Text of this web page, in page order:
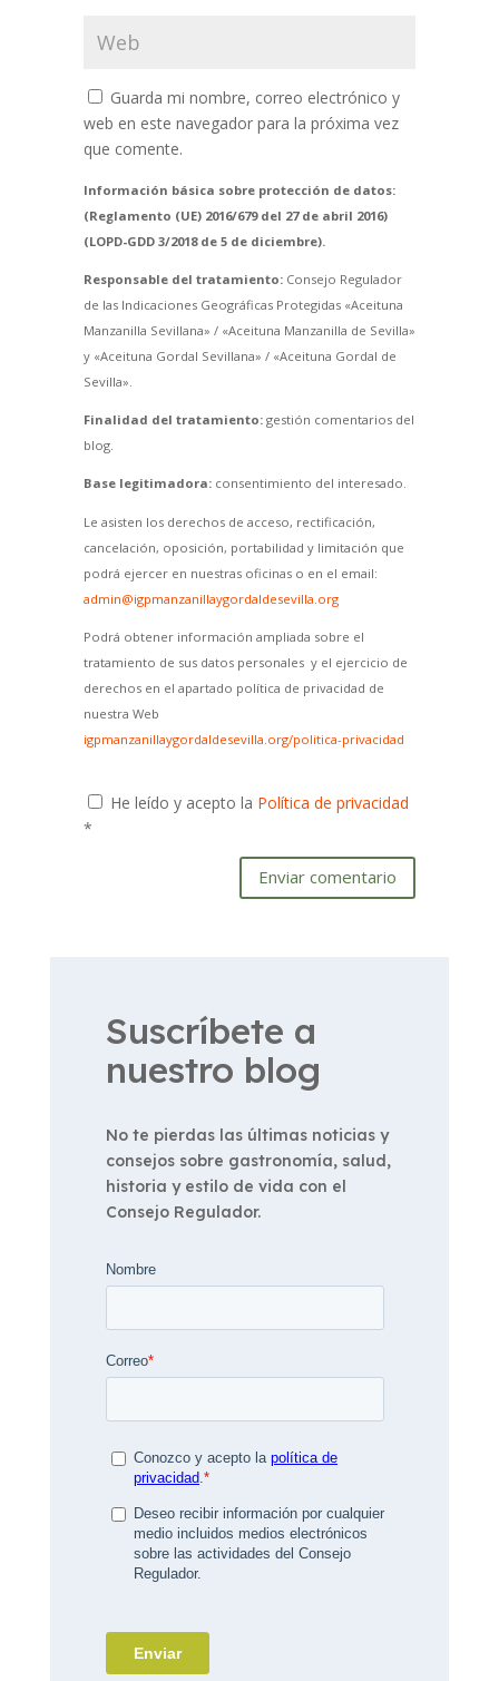
Guarda mi nombre, correo electrónico y
web en este navegador para la próxima vez
que comente.
Información básica sobre protección de datos:
(Reglamento (UE) 2016/679 del 27 de abril 2016)
(LOPD-GDD 3/2018 de 5 de diciembre).
Responsable del tratamiento:Consejo Regulador
de las Indicaciones Geográficas Protegidas «Aceituna
Manzanilla Sevillana» / «Aceituna Manzanilla de Sevilla»
y «Aceituna Gordal Sevillana» / «Aceituna Gordal de
Sevilla».
Finalidad del tratamiento:gestión comentarios del
blog.
Base legitimadora:consentimiento del interesado.
Le asisten los derechos de acceso, rectificación,
cancelación, oposición, portabilidad y limitación que
podrá ejercer en nuestras oficinas o en el email:
admin@igpmanzanillaygordaldesevilla.org
Podrá obtener información ampliada sobre el
tratamiento de sus datos personales y el ejercicio de
derechos en el apartado política de privacidad de
nuestra Web
igpmanzanillaygordaldesevilla.org/politica-privacidad
He leído y acepto la Política de privacidad
*
Enviar comentario
Suscríbete a
nuestro blog
No te pierdas las últimas noticias y
consejos sobre gastronomía, salud,
historia y estilo de vida con el
Consejo Regulador.